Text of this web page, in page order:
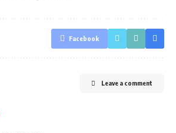
Facebook
Leave a comment